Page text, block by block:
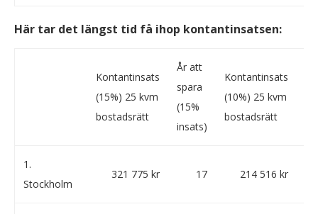
Här tar det längst tid få ihop kontantinsatsen:
Kontantinsats
(15%) 25 kvm
bostadsrätt
År att
spara
(15%
insats)
Kontantinsats
(10%) 25 kvm
bostadsrätt
1.
Stockholm
321 775 kr 17 214 516 kr